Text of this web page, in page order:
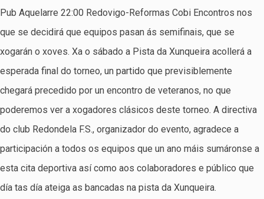
Pub Aquelarre 22:00 Redovigo-Reformas Cobi Encontros nos
que se decidirá que equipos pasan ás semifinais, que se
xogarán o xoves. Xa o sábado a Pista da Xunqueira acollerá a
esperada final do torneo, un partido que previsiblemente
chegará precedido por un encontro de veteranos, no que
poderemos ver a xogadores clásicos deste torneo. A directiva
do club Redondela F.S., organizador do evento, agradece a
participación a todos os equipos que un ano máis sumáronse a
esta cita deportiva así como aos colaboradores e público que
día tas día ateiga as bancadas na pista da Xunqueira.